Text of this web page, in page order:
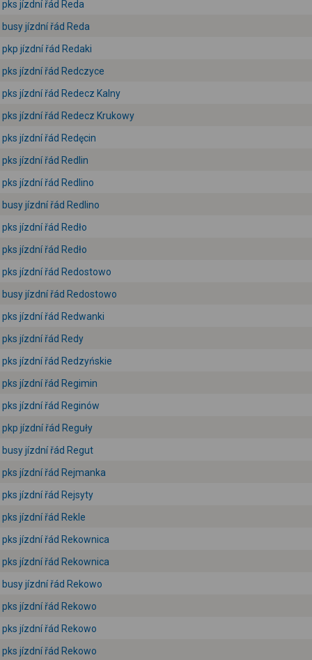
pks jízdní řád Reda
busy jízdní řád Reda
pkp jízdní řád Redaki
pks jízdní řád Redczyce
pks jízdní řád Redecz Kalny
pks jízdní řád Redecz Krukowy
pks jízdní řád Redęcin
pks jízdní řád Redlin
pks jízdní řád Redlino
busy jízdní řád Redlino
pks jízdní řád Redło
pks jízdní řád Redło
pks jízdní řád Redostowo
busy jízdní řád Redostowo
pks jízdní řád Redwanki
pks jízdní řád Redy
pks jízdní řád Redzyńskie
pks jízdní řád Regimin
pks jízdní řád Reginów
pkp jízdní řád Reguły
busy jízdní řád Regut
pks jízdní řád Rejmanka
pks jízdní řád Rejsyty
pks jízdní řád Rekle
pks jízdní řád Rekownica
pks jízdní řád Rekownica
busy jízdní řád Rekowo
pks jízdní řád Rekowo
pks jízdní řád Rekowo
pks jízdní řád Rekowo